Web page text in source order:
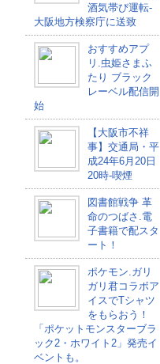
酒気帯び運転-
大阪地方検察庁に送致
おすすめアプ
リ.虫姫さまふ
たり ブラック
レーベル配信開
始
【大阪市不祥
事】交通局・平
成24年6月20日
20時-喫煙
図書館戦争 革
命のつばさ.電
子書籍で配スタ
ート！
ポケモン.ガリ
ガリ君コラボア
イスでTシャツ
をもらおう！
「ポケットモンスターブラ
ック2・ホワイト2」発売イ
ベントも。